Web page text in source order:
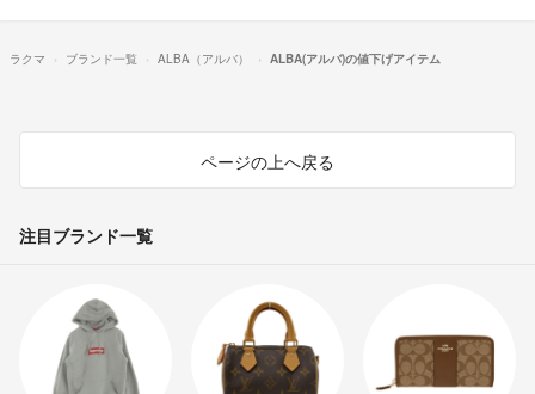
ラクマ ブランド一覧 ALBA（アルバ） ALBA(アルバ)の値下げアイテム
ページの上へ戻る
注目ブランド一覧